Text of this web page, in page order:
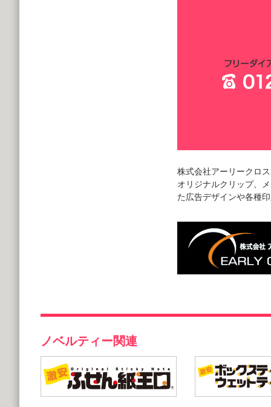
株式会社アーリークロ
オリジナルクリップ、
た広告デザインや各種
ノベルティー関連